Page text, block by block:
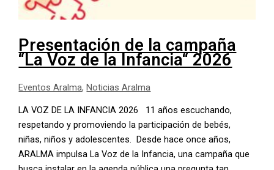
Presentación de la campaña
“La Voz de la Infancia“ 2026
Eventos Aralma,Noticias Aralma
LA VOZ DE LA INFANCIA 2026 11 años escuchando,
respetando y promoviendo la participación de bebés,
niñas, niños y adolescentes. Desde hace once años,
ARALMA impulsa La Voz de la Infancia, una campaña que